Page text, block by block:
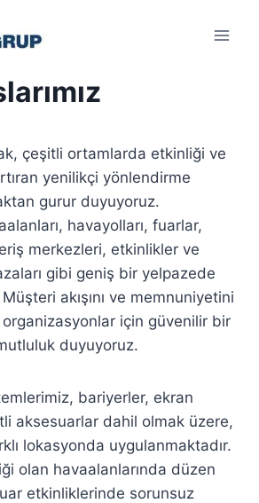
çeşitli ortamlarda etkinliği ve
yenilikçi yönlendirme
gurur duyuyoruz.
havayolları, fuarlar,
merkezleri, etkinlikler ve
gibi geniş bir yelpazede
akışını ve memnuniyetini
için güvenilir bir
duyuyoruz.
bariyerler, ekran
aksesuarlar dahil olmak üzere,
lokasyonda uygulanmaktadır.
olan havaalanlarında düzen
etkinliklerinde sorunsuz